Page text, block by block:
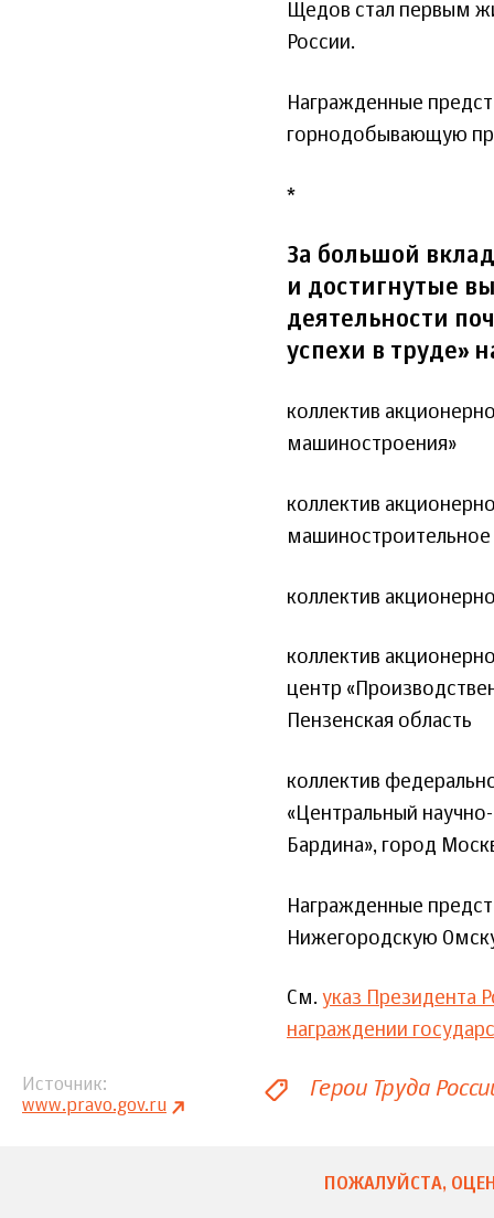
Щедов стал первым
России.
Награжденные
горнодобывающую
*
За большой
и достигнутые
деятельности
успехи в труде»
коллектив
машиностроения»
коллектив
машиностроительное
коллектив
коллектив
центр
Пензенская область
коллектив
«Центральный
Бардина», город
Награжденные
Нижегородскую
См. указ Президента
награждении
Источник
www.pravo.gov.ru
Герои Труда
ПОЖАЛУЙСТА,